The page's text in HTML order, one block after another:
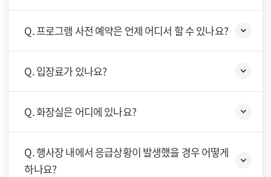
Q. 프로그램 사전 예약은 언제 어디서 할 수 있나요?
Q. 입장료가 있나요?
Q. 화장실은 어디에 있나요?
Q. 행사장 내에서 응급상황이 발생했을 경우 어떻게
하나요?